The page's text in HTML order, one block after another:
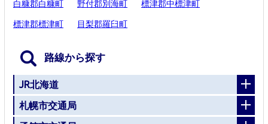
白糠郡白糠町 野付郡別海町 標津郡中標津町
標津郡標津町 目梨郡羅臼町
路線から探す
JR北海道
札幌市交通局